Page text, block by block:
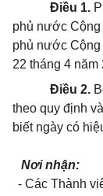
Điều 1.
phủ nước Cộng
phủ nước
22 tháng 4 năm
Điều 2.
theo quy định
biết ngày có
Nơi nhận:
- Các Thành